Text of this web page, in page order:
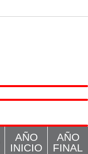
AÑO
INICIO
AÑO
FINAL